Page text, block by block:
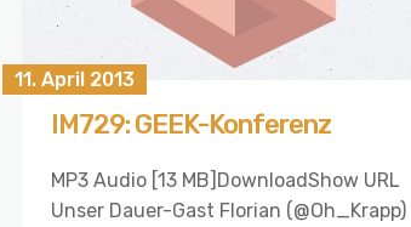
11. April 2013
IM729: GEEK-Konferenz
MP3 Audio [13 MB]DownloadShow URL
Unser Dauer-Gast Florian (@Oh_Krapp)